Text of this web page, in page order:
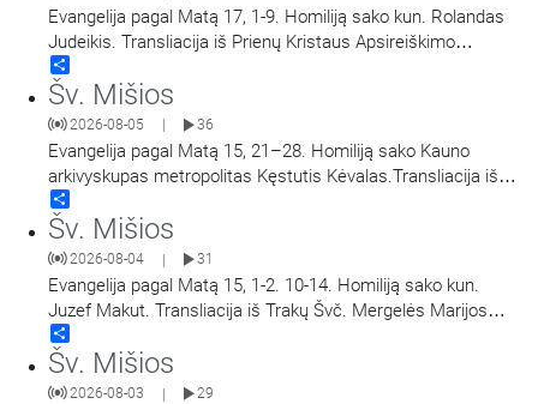
Evangelija pagal Matą 17, 1-9. Homiliją sako kun. Rolandas
Judeikis. Transliacija iš Prienų Kristaus Apsireiškimo
bažnyčios.
Šv. Mišios
2026-08-05 36
Evangelija pagal Matą 15, 21–28. Homiliją sako Kauno
arkivyskupas metropolitas Kęstutis Kėvalas.Transliacija iš
Šiluvos Švč. Mergelės Marijos Gimimo bazilikos.
Šv. Mišios
2026-08-04 | 31
Evangelija pagal Matą 15, 1-2. 10-14. Homiliją sako kun.
Juzef Makut. Transliacija iš Trakų Švč. Mergelės Marijos
Apsilankymo bazilikos.
Šv. Mišios
2026-08-03 | 29